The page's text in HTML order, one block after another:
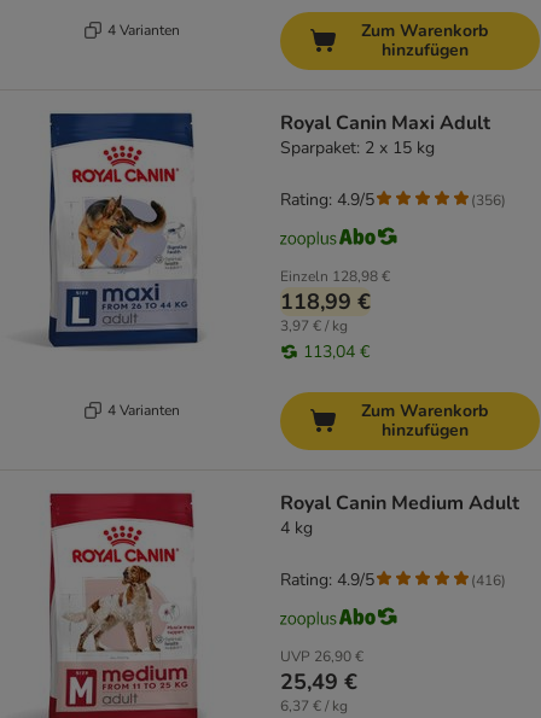
4 Varianten
Zum Warenkorb
hinzufügen
4 Varianten
Royal Canin Maxi Adult
Sparpaket: 2 x 15 kg
Einzeln 128,98 €
118,99 €
3,97 € / kg
113,04 €
Rating: 4.9/5 (356)
Zum Warenkorb
hinzufügen
Royal Canin Medium Adult
4 kg
UVP 26,90 €
25,49 €
6,37 € / kg
Rating: 4.9/5 (416)